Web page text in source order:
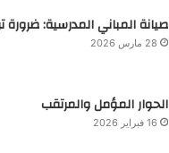
صيانة المباني المدرسية: ضرورة
28 مارس 2026
الحوار المؤمل والمرتقب
16 فبراير 2026